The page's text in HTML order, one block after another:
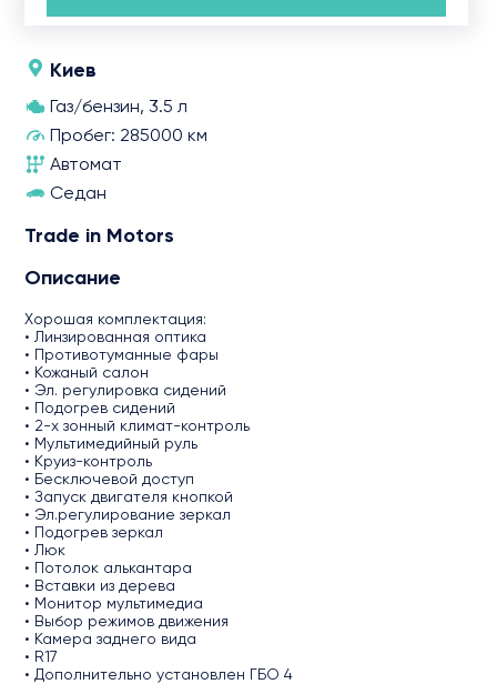
Киев
Газ/бензин, 3.5 л
Пробег: 285000 км
Автомат
Седан
Trade in Motors
Описание
Хорошая комплектация:
• Линзированная оптика
• Противотуманные фары
• Кожаный салон
• Эл. регулировка сидений
• Подогрев сидений
• 2-х зонный климат-контроль
• Мультимедийный руль
• Круиз-контроль
• Бесключевой доступ
• Запуск двигателя кнопкой
• Эл.регулирование зеркал
• Подогрев зеркал
• Люк
• Потолок алькантара
• Вставки из дерева
• Монитор мультимедиа
• Выбор режимов движения
• Камера заднего вида
• R17
• Дополнительно установлен ГБО 4